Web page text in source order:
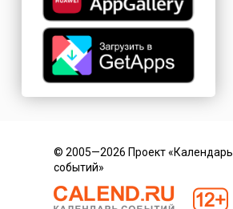
© 2005—2026 Проект «Календарь
событий»